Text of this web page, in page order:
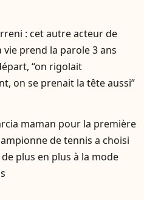
: cet autre acteur de
vie prend la parole 3 ans
“on rigolait
on se prenait la tête aussi”
maman pour la première
de tennis a choisi
plus en plus à la mode